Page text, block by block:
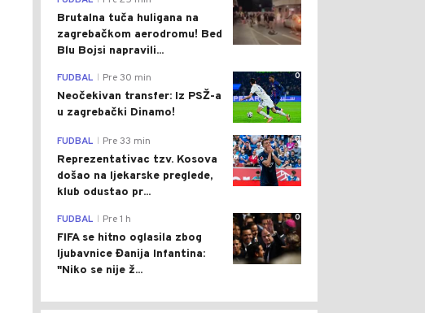
Brutalna tuča huligana na
zagrebačkom aerodromu! Bed
Blu Bojsi napravili...
0
FUDBAL Pre 30 min
Neočekivan transfer: Iz PSŽ-a
u zagrebački Dinamo!
0
FUDBAL Pre 33 min
Reprezentativac tzv. Kosova
došao na ljekarske preglede,
klub odustao pr...
0
FUDBAL Pre 1 h
FIFA se hitno oglasila zbog
ljubavnice Đanija Infantina:
"Niko se nije ž...